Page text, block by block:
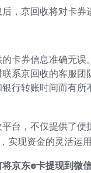
，京回收将对卡券
卡券信息准确无误。
系京回收的客服团
行转账时间而有所
台，不仅提供了
现资金的灵活运用
京东e卡提现到微